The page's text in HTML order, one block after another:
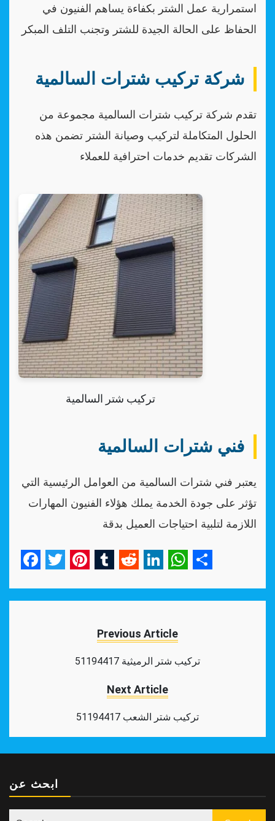
استمرارية عمل الشتر بكفاءة يساهم الفنيون في
الحفاظ على الحالة الجيدة للشتر وتجنب التلف المبكر
شركة تركيب شترات السالمية
تقدم شركة تركيب شترات السالمية مجموعة من
الحلول المتكاملة لتركيب وصيانة الشتر تضمن هذه
الشركات تقديم خدمات احترافية للعملاء
تركيب شتر السالمية
فني شترات السالمية
يعتبر فني شترات السالمية من العوامل الرئيسية التي
تؤثر على جودة الخدمة يملك هؤلاء الفنيون المهارات
اللازمة لتلبية احتياجات العميل بدقة
Previous Article
تركيب شتر الرميثية 51194417
Next Article
تركيب شتر الشعب 51194417
ابحث عن